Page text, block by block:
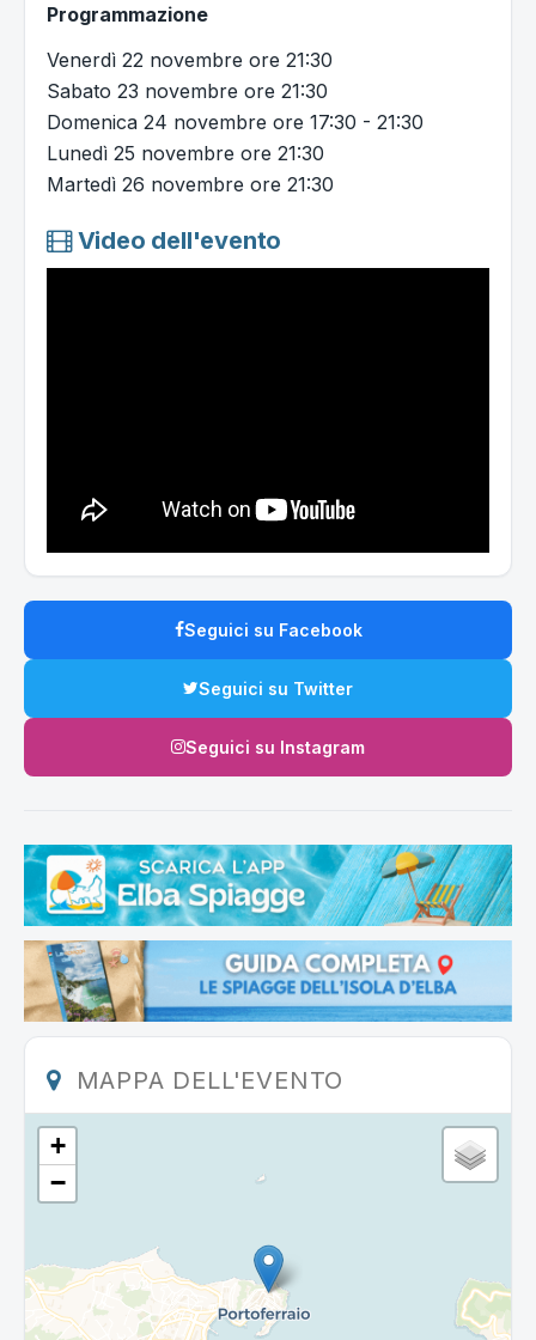
Programmazione
Venerdì 22 novembre ore 21:30
Sabato 23 novembre ore 21:30
Domenica 24 novembre ore 17:30 - 21:30
Lunedì 25 novembre ore 21:30
Martedì 26 novembre ore 21:30
Video dell'evento
Seguici su Facebook
Seguici su Twitter
Seguici su Instagram
MAPPA DELL'EVENTO
+
−